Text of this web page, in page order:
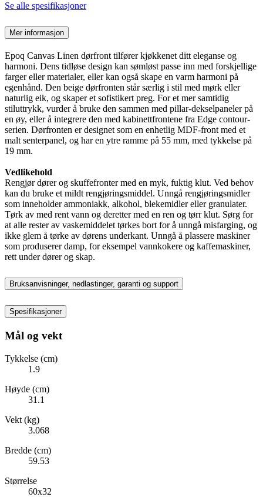
Se alle spesifikasjoner
Mer informasjon
Epoq Canvas Linen dørfront tilfører kjøkkenet ditt eleganse og
harmoni. Dens tidløse design kan sømløst passe inn med forskjellige
farger eller materialer, eller kan også skape en varm harmoni på
egenhånd. Den beige dørfronten står særlig i stil med mørk eller
naturlig eik, og skaper et sofistikert preg. For et mer samtidig
stiluttrykk, vurder å bruke den sammen med pillar-dekselpaneler på
en øy, eller å integrere den med kabinettfrontene fra Edge contour-
serien. Dørfronten er designet som en enhetlig MDF-front med et
malt senterpanel, og har en ytre ramme på 55 mm, med tykkelse på
19 mm.
Vedlikehold
Rengjør dører og skuffefronter med en myk, fuktig klut. Ved behov
kan du bruke et mildt rengjøringsmiddel. Unngå rengjøringsmidler
som inneholder ammoniakk, alkohol, blekemidler eller granulater.
Tørk av med rent vann og deretter med en ren og tørr klut. Sørg for
at alle rester av vaskemiddelet tørkes bort for å unngå misfarging, og
ikke glem å tørke av dørens underkant. Unngå å plassere maskiner
som produserer damp, for eksempel vannkokere og kaffemaskiner,
rett under dører og skap.
Bruksanvisninger, nedlastinger, garanti og support
Spesifikasjoner
Mål og vekt
Tykkelse (cm)
1.9
Høyde (cm)
31.1
Vekt (kg)
3.068
Bredde (cm)
59.53
Størrelse
60x32